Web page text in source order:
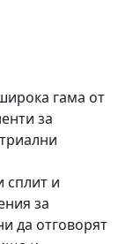
гама от
за
и
за
да отговорят